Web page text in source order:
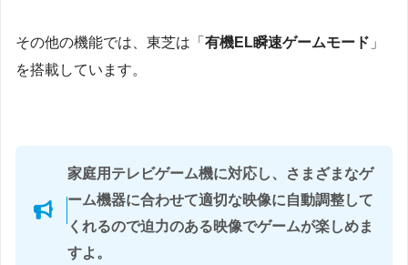
その他の機能では、東芝は「 有機EL瞬速ゲームモード 」
を搭載しています。
家庭用テレビゲーム機に対応し、さまざまなゲ
ーム機器に合わせて適切な映像に自動調整して
くれるので迫力のある映像でゲームが楽しめま
すよ。